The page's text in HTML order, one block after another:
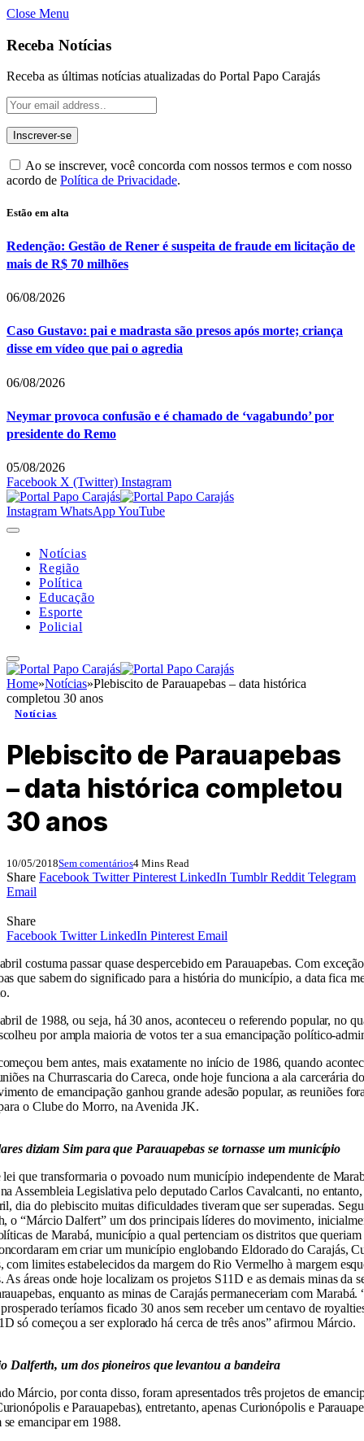
Close Menu
Receba Notícias
Receba as últimas notícias atualizadas do Portal Papo Carajás
Ao se inscrever, você concorda com nossos termos e com nosso
acordo de Política de Privacidade.
Estão em alta
Redenção: Gestão de Rener é suspeita de fraude em licitação de
mais de R$ 70 milhões
06/08/2026
Caso Gustavo: pai e madrasta são presos após morte; criança
disse em vídeo que pai o agredia
06/08/2026
Neymar provoca confusão e é chamado de ‘vagabundo’ por
presidente do Remo
05/08/2026
Facebook X (Twitter) Instagram
Instagram WhatsAppYouTube
Notícias
Região
Política
Educação
Esporte
Policial
Home»Notícias»Plebiscito de Parauapebas – data histórica
completou 30 anos
Notícias
Plebiscito de Parauapebas
– data histórica completou
30 anos
10/05/2018Sem comentários4 Mins Read
Share Facebook Twitter Pinterest LinkedIn Tumblr Reddit Telegram
Email
Share
Facebook Twitter LinkedIn Pinterest Email
costuma passar quase despercebido em Parauapebas. Com
que sabem do significado para a história do município, a data fica
de 1988, ou seja, há 30 anos, aconteceu o referendo popular, no
por ampla maioria de votos ter a sua emancipação político-
bem antes, mais exatamente no início de 1986, quando
na Churrascaria do Careca, onde hoje funciona a ala carcerária
de emancipação ganhou grande adesão popular, as reuniões
o Clube do Morro, na Avenida JK.
diziam Sim para que Parauapebas se tornasse um município
que transformaria o povoado num município independente de
Assembleia Legislativa pelo deputado Carlos Cavalcanti, no
dia do plebiscito muitas dificuldades tiveram que ser superadas.
o “Márcio Dalfert” um dos principais líderes do movimento,
de Marabá, município a qual pertenciam os distritos que queriam
em criar um município englobando Eldorado do Carajás,
com limites estabelecidos da margem do Rio Vermelho à margem
As áreas onde hoje localizam os projetos S11D e as demais minas da
enquanto as minas de Carajás permaneceriam com Marabá.
teríamos ficado 30 anos sem receber um centavo de
só começou a ser explorado há cerca de três anos” afirmou Márcio.
Dalferth, um dos pioneiros que levantou a bandeira
Márcio, por conta disso, foram apresentados três projetos de
e Parauapebas), entretanto, apenas Curionópolis e
se emancipar em 1988.